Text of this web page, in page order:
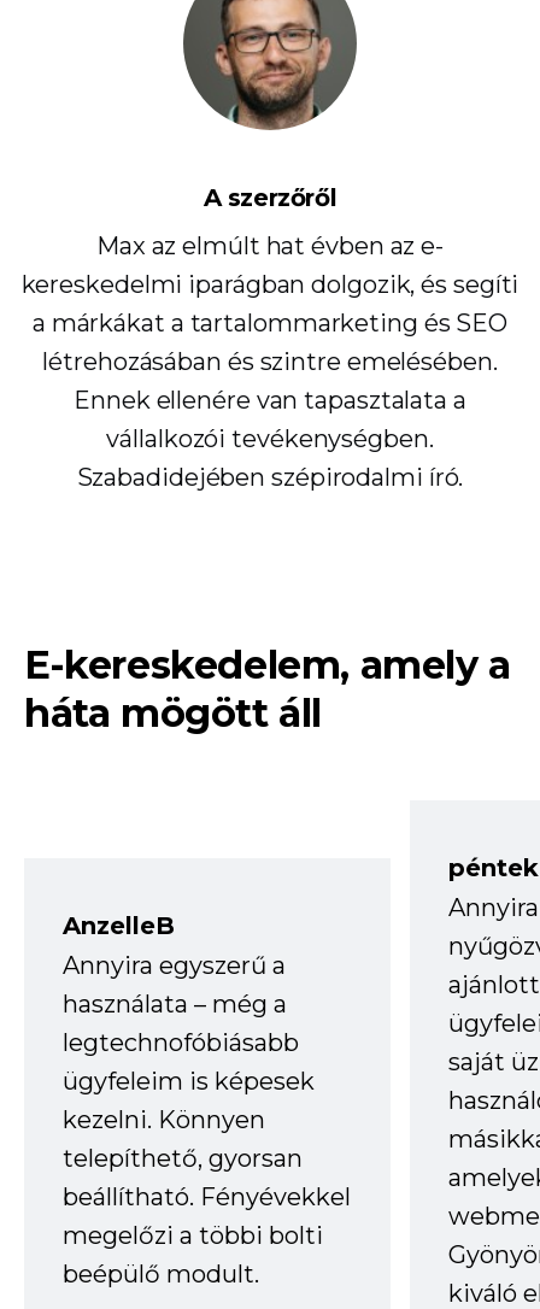
A szerzőről
Max az elmúlt hat évben az e-
kereskedelmi iparágban dolgozik, és segíti
a márkákat a tartalommarketing és SEO
létrehozásában és szintre emelésében.
Ennek ellenére van tapasztalata a
vállalkozói tevékenységben.
Szabadidejében szépirodalmi író.
E-kereskedelem, amely a
háta mögött áll
AnzelleB
Annyira egyszerű a
használata – még a
legtechnofóbiásabb
ügyfeleim is képesek
kezelni. Könnyen
telepíthető, gyorsan
beállítható. Fényévekkel
megelőzi a többi bolti
beépülő modult.
saját
kiváló